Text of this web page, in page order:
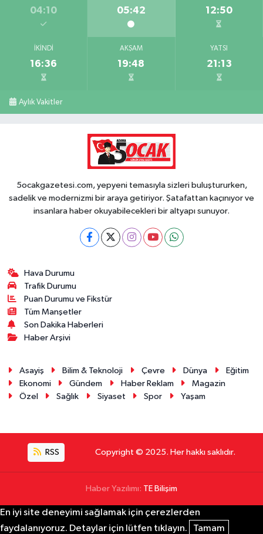
04:10 05:42 12:50
İKINDI
16:36
AKŞAM
19:48
YATSI
21:13
Aylık Vakitler
5ocakgazetesi.com, yepyeni temasıyla sizleri buluştururken,
sadelik ve modernizmi bir araya getiriyor. Şatafattan kaçınıyor ve
insanlara haber okuyabilecekleri bir altyapı sunuyor.
Hava Durumu
Trafik Durumu
Puan Durumu ve Fikstür
Tüm Manşetler
Son Dakika Haberleri
Haber Arşivi
Asayiş Bilim & Teknoloji Çevre Dünya
Eğitim
Ekonomi
Gündem Haber Reklam
Magazin
Özel
Sağlık Siyaset Spor Yaşam
RSS Copyright © 2025. Her hakkı saklıdır.
Haber Yazılımı: TE Bilişim
En iyi site deneyimi sağlamak için çerezlerden
faydalanıyoruz. Detaylar için lütfen tıklayın.
Tamam